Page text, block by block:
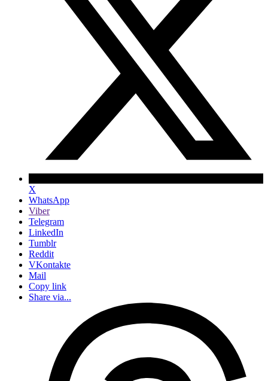
X
WhatsApp
Viber
Telegram
LinkedIn
Tumblr
Reddit
VKontakte
Mail
Copy link
Share via...